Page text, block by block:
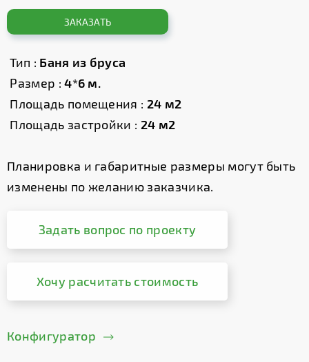
ЗАКАЗАТЬ
Тип : Баня из бруса
Размер : 4*6 м.
Площадь помещения : 24 м2
Площадь застройки : 24 м2
Планировка и габаритные размеры могут быть
изменены по желанию заказчика.
Задать вопрос по проекту
Хочу расчитать стоимость
Конфигуратор